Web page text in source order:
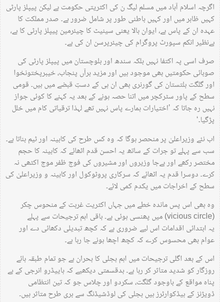
اگرچہ اسلام آباد میں مسلم لیگ ن کی اکثریتی حکومت ہے لیکن پیپلز پارٹی
کہیں ظاہر میں اور کہیں باطنی طور پر شامل ضرور ہے۔ صدر مملکت کا
عہدہ ان کے پاس ہے، ایوان بالا یعنی سینیٹ کا چیئرمین پیپلز پارٹی کا ہے،
بےنظیر انکم سپورٹ پروگرام کی چیئرپرسن ان کی ہے۔
صرف اسی پہ اکتفا نہیں بلکہ سندھ اور بلوچستان میں پیپلز پارٹی کی
صوبائی حکومتیں بھی موجود ہیں اور مزید برآں پنجاب، خیبرپختونخوا
اور گلگت بلتستان کی گورنری بھی ان ہی کے دستِ قبضے میں ہیں۔ قومی
سطح کے پاور سٹرکچر میں اتنا حصہ ہونے کے بعد یہ کہنے کا کوئی جواز
نہیں رہ جاتا کہ ’اختیارات ہمارے پاس نہیں تھے لہذا ترقیاتی کام میں خلل
پڑگیا۔‘
اب نئے وزیراعلیٰ پر منحصر ہوگا کہ وہ کس طرح کی کابینہ اور ٹیم بناتا ہے۔
سب سے پہلے تو جرات کے ساتھ یہ احسن قدم اٹھائے کہ کابینہ کا حجم
مختصر رکھے اور بےجا وزیروں اور مشیروں کی فوج ظفر موج اکٹھی نہ
کرے۔ دوسرا قدم یہ اٹھائے کہ سرکاری پروٹوکول اور کابینہ و وزیراعلیٰ کی
سطح کے اخراجات میں یکدم کمی لائے۔
وہ بھی اس پس ماندہ خطے میں جہاں اکثریت غربت کے منحوس چکر
(vicious circle) میں پھنسی ہوئی ہے۔ باقی اہم ترجیحات سے پہلے
یہ ابتدائی اقدامات اس لیے ضروری ہے کہ کچھ تبدیلی دکھائی دے اور
عوام بھی محسوس کرے کہ کچھ اچھا ہونے جا رہا ہے۔
اس کے بعد اگلی ترجیحات میں اہم بجلی کا بحران ہے جو تمام طبقہ ہائے
روزگار کو شدید متاثر کر رہا ہے۔ بدقسمتی دیکھیے کہ ہاییڈرو انرجی کے بے
پناہ مواقع کے باوجود گلگت، سکردو اور چلاس جو کہ تین انتظامی
ڈویژنز کے ہیڈکوارٹرز ہیں بجلی کی لوڈشیڈنگ سے بری طرح متاثر ہیں۔